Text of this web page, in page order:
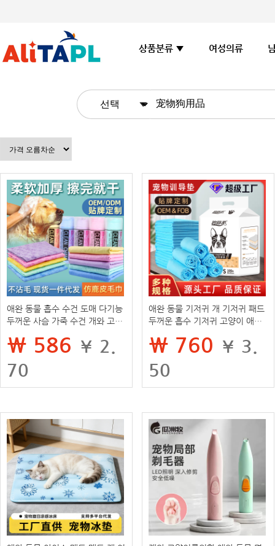
상품분류 ▼ 여성의류
애완 동물 흡수 수건 도매 다기능
두꺼운 사슴 가죽 수건 개와 고양
락에 달라 붙지 않습니다
₩ 586 ¥ 2.
70
애완 동물 기저귀 개 기저귀 패드
두꺼운 흡수 기저귀 고양이 애완
₩ 760 ¥ 3.
50